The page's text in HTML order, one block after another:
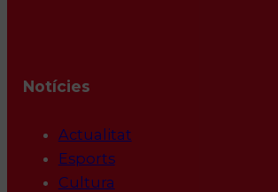
Notícies
Actualitat
Esports
Cultura